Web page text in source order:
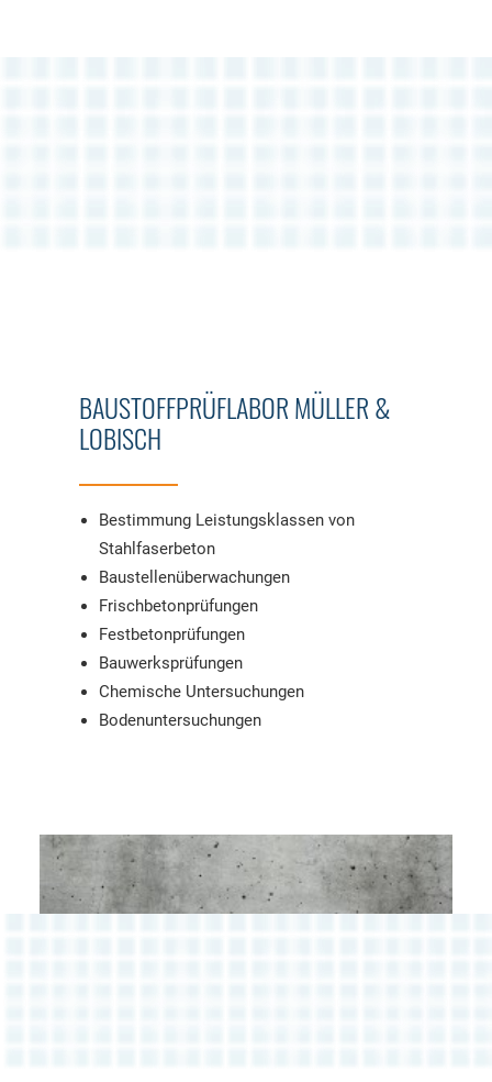
BAUSTOFFPRÜFLABOR MÜLLER &
LOBISCH
Bestimmung Leistungsklassen von
Stahlfaserbeton
Baustellenüberwachungen
Frischbetonprüfungen
Festbetonprüfungen
Bauwerksprüfungen
Chemische Untersuchungen
Bodenuntersuchungen